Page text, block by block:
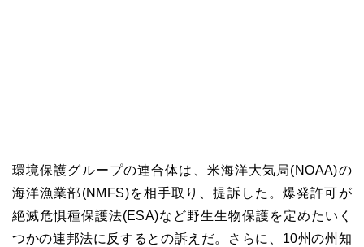
環境保護グループの連合体は、米海洋大気局(NOAA)の
海洋漁業部(NMFS)を相手取り、提訴した。爆発許可が
絶滅危惧種保護法(ESA)など野生生物保護を定めたいく
つかの連邦法に反するとの訴えだ。さらに、10州の州知